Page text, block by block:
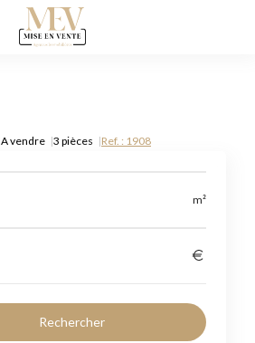
A vendre 3 pièces Ref. : 1908